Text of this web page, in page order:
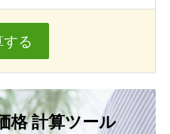
る
格 計算ツール